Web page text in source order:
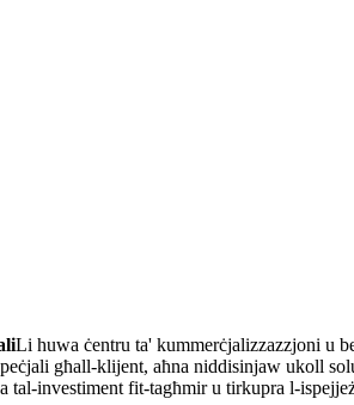
Li huwa ċentru ta' kummerċjalizzazzjoni u
għall-klijent, aħna niddisinjaw ukoll
investiment fit-tagħmir u tirkupra l-